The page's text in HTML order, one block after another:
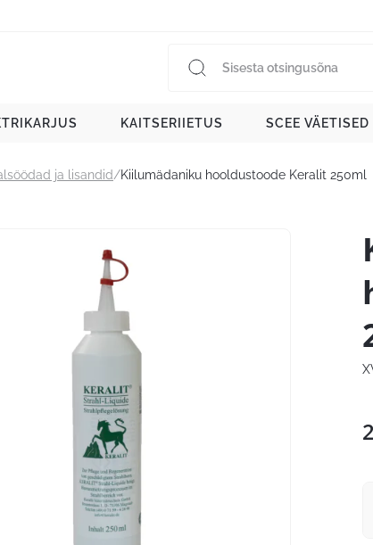
KAITSERIIETUS SCEE VÄETISED
ja lisandid/Kiilumädaniku hooldustoode Keralit 250ml